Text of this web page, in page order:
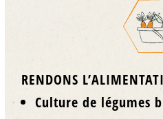
RENDONS
Culture de légumes